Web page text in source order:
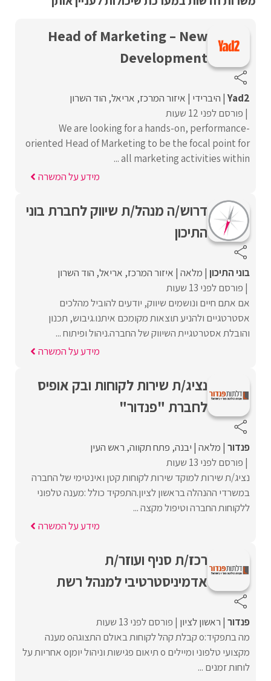
Head of Marketing – New
Development
Yad2 היברידי איזור המרכז אריאל הוד השרון
פורסם לפני 12 שעות
We are looking for a hands-on, performance-
oriented Head of Marketing to be the focal point for
all marketing activities within ...
מידע על המשרה
דרוש/ה מנהל/ת שיווק לחברת בוני
התיכון
בוני התיכון מלאה איזור המרכז אריאל הוד השרון
פורסם לפני 13 שעות
אם אתם חיים ונושמים שיווק, יודעים להוביל מהלכים
אסטרטגיים ולהניע תוצאות מקומכם איתנו.גיבוש, תכנון
והובלת אסטרטגיית השיווק של החברה.ניהול ופיתוח ...
מידע על המשרה
נציג/ת שירות לקוחות ובק אופיס
לחברת "פנדור"
פנדור מלאה יבנה פתח תקווה ראש העין
פורסם לפני 13 שעות
נציג/ת שירות למוקד שירות לקוחות קטן ואינטימי של החברה
במשרדי ההנהלה בראשון לציון.התפקיד כולל :מענה טלפוני
ללקוחות החברה וטיפול מקצה ...
מידע על המשרה
רכז/ת סניף ועוזר/ת
אדמיניסטרטיבי למנהל רש‎ת
פנדור ראשון לציון פורסם לפני 13 שעות
מה בתפקיד:o קבלת קהל לקוחות באולם התצוגהo מענה
מקצועי טלפוני ומיילים o תיאום פגישות וניהול יומןo אחריות על
לוחות זמנים ...